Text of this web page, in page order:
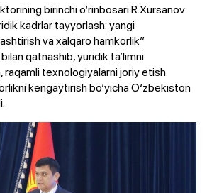
birinchi o‘rinbosari R.Xursanov
kadrlar tayyorlash: yangi
va xalqaro hamkorlik”
qatnashib, yuridik ta’limni
raqamli texnologiyalarni joriy etish
kengaytirish bo‘yicha O‘zbekiston